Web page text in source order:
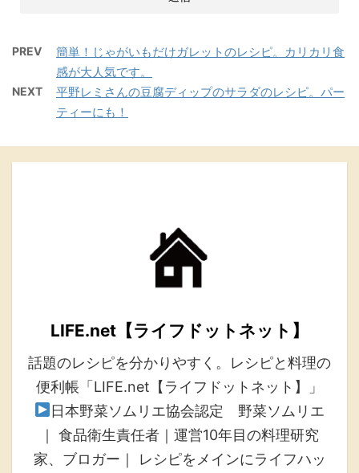
PREV
簡単！じゃがいもだけガレットのレシピ。カリカリ食
感が大人気です。
NEXT
平野レミさんの豆腐ディップのサラダのレシピ。パー
ティーにも！
LIFE.net【ライフドットネット】
話題のレシピを分かりやすく。レシピと料理の
便利帳「LIFE.net【ライフドットネット】」
日本野菜ソムリエ協会認定 野菜ソムリエ
｜ 食品衛生責任者｜運営10年目の料理研究
家、ブロガー｜ レシピをメインにライフハッ